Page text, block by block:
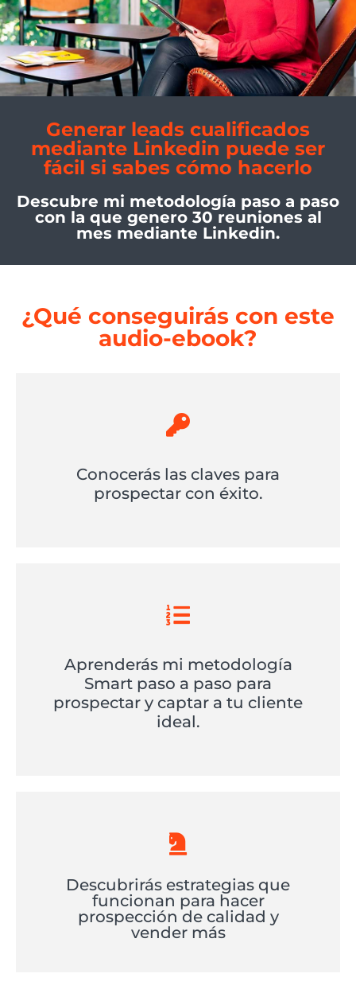
Generar leads cualificados
mediante Linkedin puede ser
fácil si sabes cómo hacerlo
Descubre mi metodología paso a paso
con la que genero 30 reuniones al
mes mediante Linkedin.
¿Qué conseguirás con este
audio-ebook?
Conocerás las claves para
prospectar con éxito.
Aprenderás mi metodología
Smart paso a paso para
prospectar y captar a tu cliente
ideal.
Descubrirás estrategias que
funcionan para hacer
prospección de calidad y
vender más